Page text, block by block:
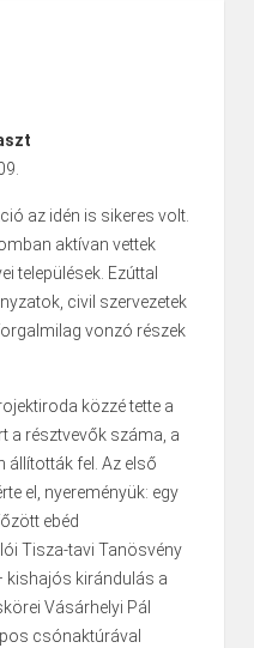
az idén is sikeres volt.
aktívan vettek
települések. Ezúttal
civil szervezetek
vonzó részek
közzé tette a
a résztvevők száma, a
állították fel. Az első
el, nyereményük: egy
ebéd
Tisza-tavi Tanösvény
kishajós kirándulás a
Vásárhelyi Pál
csónaktúrával